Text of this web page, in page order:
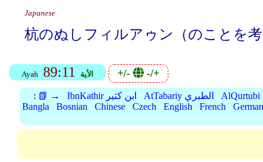
Japanese
杭のぬしフィルアゥン（のことを考
Ayah 89:11 الأية +/- -/+
: 📗 → IbnKathir ابن كثير AtTabariy الطبري
Bangla
Bosnian Chinese Czech English French German